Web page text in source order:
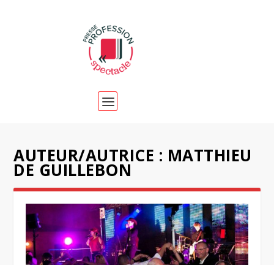
AUTEUR/AUTRICE : MATTHIEU
DE GUILLEBON